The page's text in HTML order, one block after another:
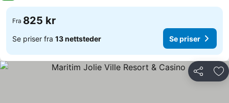
Fra 825 kr
Se priser fra 13 nettsteder Se priser
Del